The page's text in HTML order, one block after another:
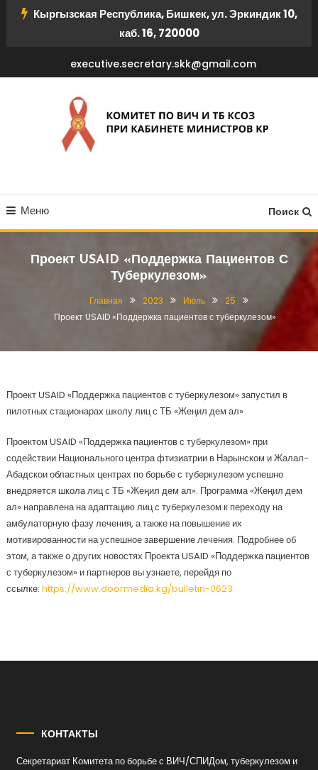
ПерейтиКыргызская Республика, Бишкек, ул. Эркиндик 10,
каб. 16, 720000
executive.secretary.skk@gmail.com
КСОЗ ПРИ КАБИНЕТЕ
МИНИСТРОВ КР
Меню Поиск
Проект USAID «Поддержка Пациентов С
Туберкулезом»
Главная 2023 Июль
25
Проект USAID «Поддержка пациентов с туберкулезом»
Проект USAID «Поддержка пациентов с туберкулезом» запустил в
пилотных стационарах школу лиц с ТБ «Жеңил дем ал»
Проектом USAID «Поддержка пациентов с туберкулезом» при
содействии Национального центра фтизиатрии в Нарынском и Жалал-
Абадскои областных центрах по борьбе с туберкулезом успешно
внедряется школа лиц с ТБ «Жеңил дем ал». Программа «Жеңил дем
ал» направлена на адаптацию лиц с туберкулезом к переходу на
амбулаторную фазу лечения, а также на повышение их
мотивированности на успешное завершение лечения. Подробнее об
этом, а также о других новостях Проекта USAID «Поддержка пациентов
с туберкулезом» и партнеров вы узнаете, перейдя по
ссылке: https://www.doormedia.kg/bulletin-0623
КОНТАКТЫ
Секретариат Комитета по борьбе с ВИЧ/СПИДом, туберкулезом и